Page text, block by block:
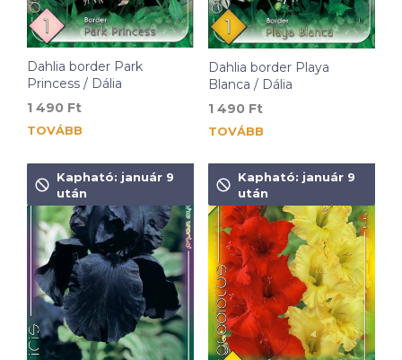
Dahlia border Park
Princess / Dália
1 490 Ft
TOVÁBB
Dahlia border Playa
Blanca / Dália
1 490 Ft
TOVÁBB
Kapható: január 9
után
Kapható: január 9
után